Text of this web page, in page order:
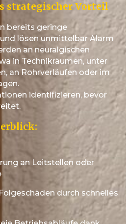
strategischer Vorteil
bereits geringe
lösen unmittelbar Alarm
an neuralgischen
in Technikräumen, unter
an Rohrverläufen oder im
identifizieren, bevor
an Leitstellen oder
durch schnelles